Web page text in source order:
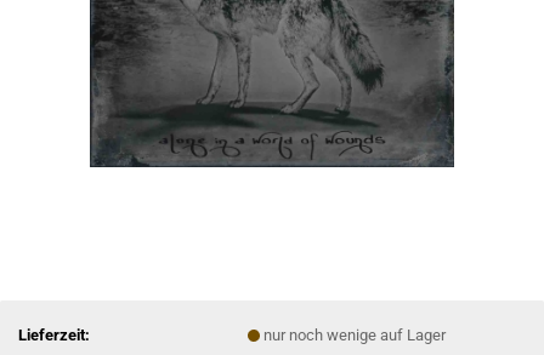
Lieferzeit: nur noch wenige auf Lager